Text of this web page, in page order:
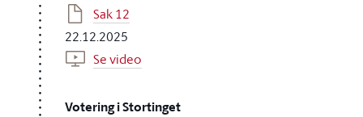
Sak 12
22.12.2025
Se video
Votering i Stortinget